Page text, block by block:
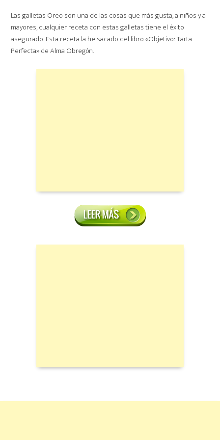
Las galletas Oreo son una de las cosas que más gusta, a niños y a
mayores, cualquier receta con estas galletas tiene el éxito
asegurado. Esta receta la he sacado del libro «Objetivo: Tarta
Perfecta» de Alma Obregón.